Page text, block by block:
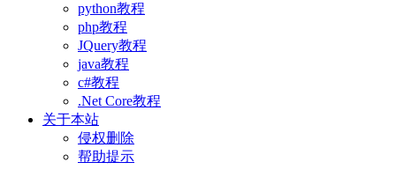
python教程
php教程
JQuery教程
java教程
c#教程
.Net Core教程
关于本站
侵权删除
帮助提示